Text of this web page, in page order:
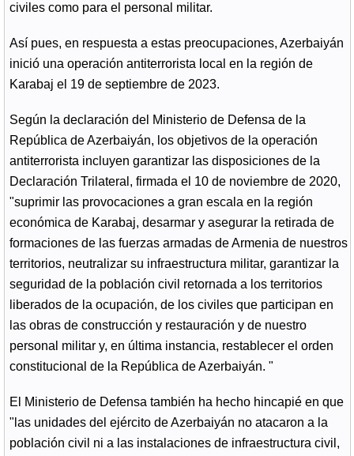
civiles como para el personal militar.
Así pues, en respuesta a estas preocupaciones, Azerbaiyán
inició una operación antiterrorista local en la región de
Karabaj el 19 de septiembre de 2023.
Según la declaración del Ministerio de Defensa de la
República de Azerbaiyán, los objetivos de la operación
antiterrorista incluyen garantizar las disposiciones de la
Declaración Trilateral, firmada el 10 de noviembre de 2020,
"suprimir las provocaciones a gran escala en la región
económica de Karabaj, desarmar y asegurar la retirada de
formaciones de las fuerzas armadas de Armenia de nuestros
territorios, neutralizar su infraestructura militar, garantizar la
seguridad de la población civil retornada a los territorios
liberados de la ocupación, de los civiles que participan en
las obras de construcción y restauración y de nuestro
personal militar y, en última instancia, restablecer el orden
constitucional de la República de Azerbaiyán. "
El Ministerio de Defensa también ha hecho hincapié en que
"las unidades del ejército de Azerbaiyán no atacaron a la
población civil ni a las instalaciones de infraestructura civil,